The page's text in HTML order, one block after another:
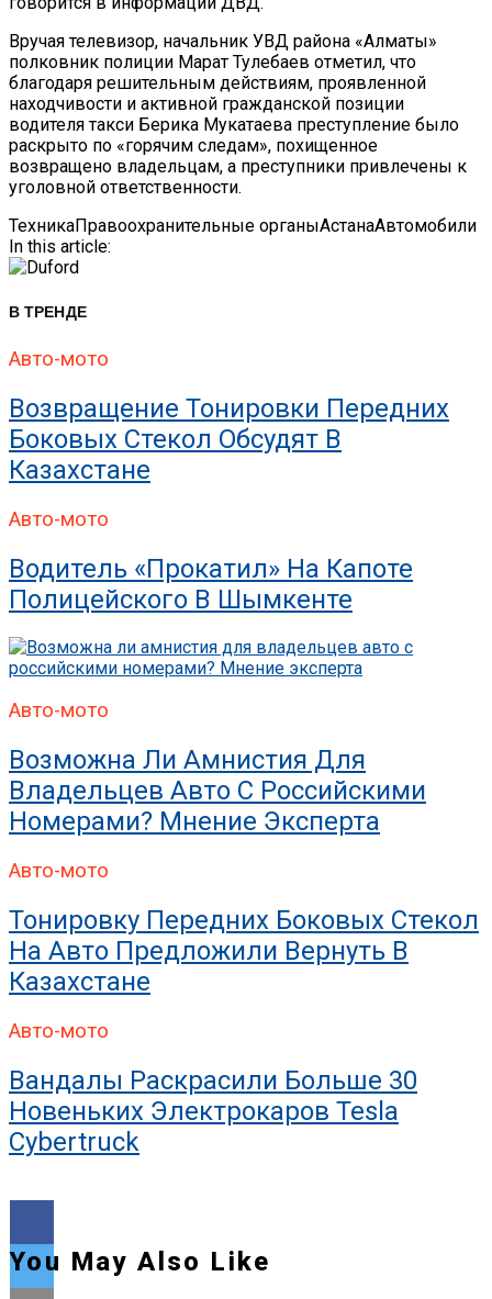
Вручая телевизор, начальник УВД района «Алматы»
полковник полиции Марат Тулебаев отметил, что
благодаря решительным действиям, проявленной
находчивости и активной гражданской позиции
водителя такси Берика Мукатаева преступление было
раскрыто по «горячим следам», похищенное
возвращено владельцам, а преступники привлечены к
уголовной ответственности.
ТехникаПравоохранительные органыАстанаАвтомобили
In this article:
В ТРЕНДЕ
Авто-мото
Возвращение Тонировки Передних
Боковых Стекол Обсудят В
Казахстане
Авто-мото
Водитель «прокатил» На Капоте
Полицейского В Шымкенте
Авто-мото
Возможна Ли Амнистия Для
Владельцев Авто С Российскими
Номерами? Мнение Эксперта
Авто-мото
Тонировку Передних Боковых Стекол
На Авто Предложили Вернуть В
Казахстане
Авто-мото
Вандалы Раскрасили Больше 30
Новеньких Электрокаров Tesla
Cybertruck
You May Also Like